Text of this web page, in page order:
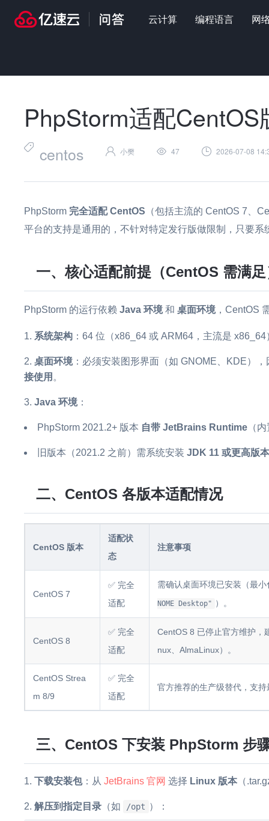
云计算 编程语言 网
PhpStorm适配CentOS
centos 小樊 47 2026-07-08
PhpStorm 完全适配 CentOS （包括主流的 CentOS 7、
平台的支持是通用的，不针对特定发行版做限制，只要系
一、核心适配前提（CentOS 需满足
PhpStorm 的运行依赖 Java 环境和 桌面环境，CentOS
系统架构 ：64 位（x86_64 或 ARM64，主流是 x86_64
桌面环境：必须安装图形界面（如 GNOME、KDE）
接使用 。
Java 环境：
PhpStorm 2021.2+ 版本 自带 JetBrains Runtime （
旧版本（2021.2 之前）需系统安装 JDK 11 或更高版本
二、CentOS 各版本适配情况
CentOS 版本
适配状
态
注意事项
CentOS 7
✅ 完全
适配
需确认桌面环境已安装（最
NOME Desktop" ）。
CentOS 8
✅ 完全
适配
CentOS 8 已停止官方维护，
nux、AlmaLinux）。
CentOS Strea
m 8/9
✅ 完全
适配
官方推荐的生产级替代，支
三、CentOS 下安装 PhpStorm 步
下载安装包：从 JetBrains 官网 选择 Linux 版本 （
解压到指定目录 （如 /opt ）：